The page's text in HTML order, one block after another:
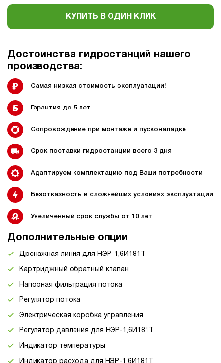
КУПИТЬ В ОДИН КЛИК
Достоинства гидростанций нашего
производства:
Самая низкая стоимость эксплуатации!
Гарантия до 5 лет
Сопровождение при монтаже и пусконаладке
Срок поставки гидростанции всего 3 дня
Адаптируем комплектацию под Ваши потребности
Безотказность в сложнейших условиях эксплуатации
Увеличенный срок службы от 10 лет
Дополнительные опции
Дренажная линия для НЭР-1,6И181Т
Картриджный обратный клапан
Напорная фильтрация потока
Регулятор потока
Электрическая коробка управления
Регулятор давления для НЭР-1,6И181Т
Индикатор температуры
Индикатор расхода для НЭР-1,6И181Т